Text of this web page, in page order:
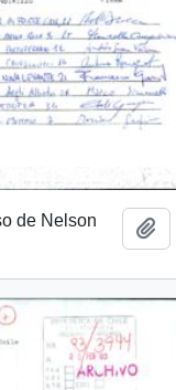
de Nelson